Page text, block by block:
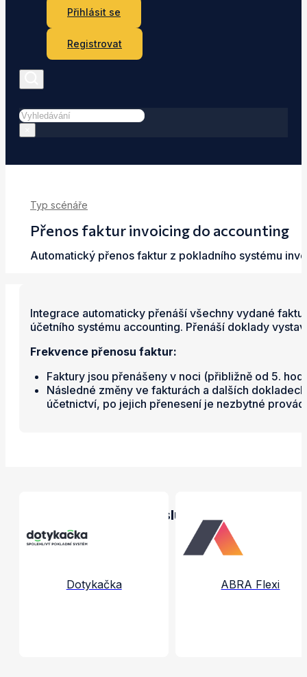
Přihlásit se
Registrovat
Hledat
Typ scénáře
Přenos faktur invoicing do accounting
Automatický přenos faktur z pokladního systému
Integrace automaticky přenáší všechny vydané
účetního systému accounting. Přenáší doklady
Frekvence přenosu faktur:
Faktury jsou přenášeny v noci (přibližně od 5.
Následné změny ve fakturách a dalších
účetnictví, po jejich přenesení je nezbytné
Propojené aplikace a služby
Dotykačka ABRA Flexi